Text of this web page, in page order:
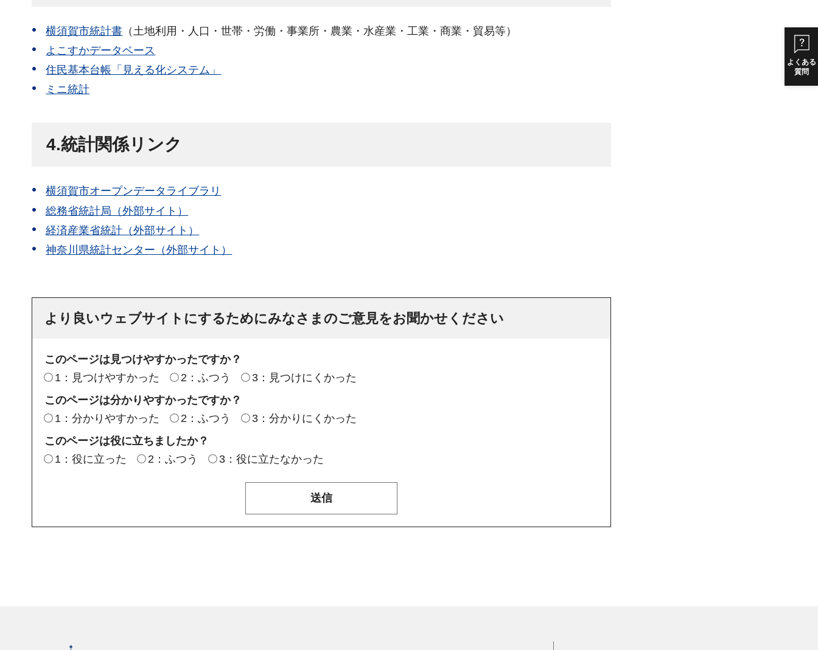
よくある
質問
横須賀市統計書 （土地利用・人口・世帯・労働・事業所・農業・水産業・工業・商業・貿易等）
よこすかデータベース
住民基本台帳「見える化システム」
ミニ統計
4.統計関係リンク
横須賀市オープンデータライブラリ
総務省統計局（外部サイト）
経済産業省統計（外部サイト）
神奈川県統計センター（外部サイト）
より良いウェブサイトにするためにみなさまのご意見をお聞かせください
このページは見つけやすかったですか？
1：見つけやすかった
2：ふつう
3：見つけにくかった
このページは分かりやすかったですか？
1：分かりやすかった
2：ふつう
3：分かりにくかった
このページは役に立ちましたか？
1：役に立った
2：ふつう 3：役に立たなかった